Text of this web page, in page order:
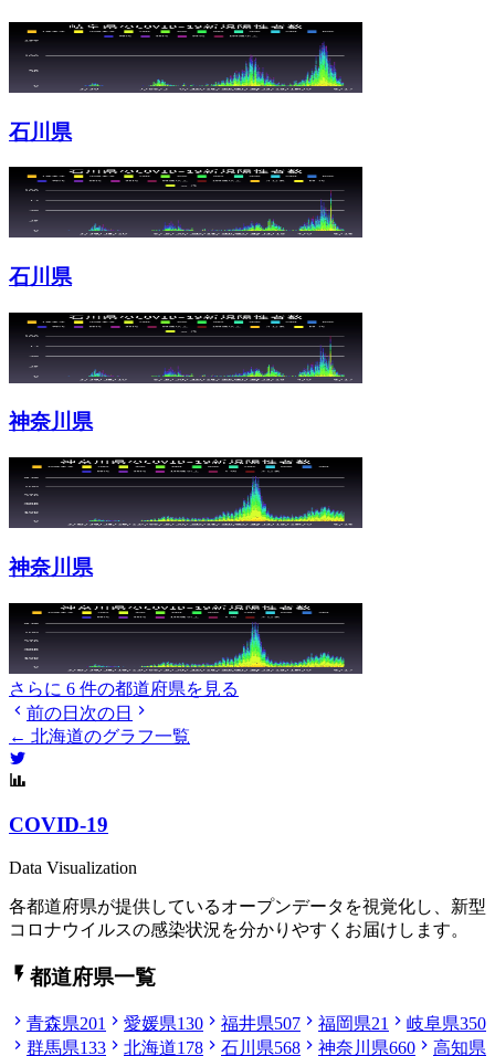
石川県
石川県
神奈川県
神奈川県
さらに 6 件の都道府県を見る
前の日 次の日
← 北海道のグラフ一覧
COVID-19
Data Visualization
各都道府県が提供しているオープンデータを視覚化し、新型
コロナウイルスの感染状況を分かりやすくお届けします。
都道府県一覧
青森県201 愛媛県130 福井県507 福岡県21 岐阜県350
群馬県133 北海道178 石川県568 神奈川県660 高知県